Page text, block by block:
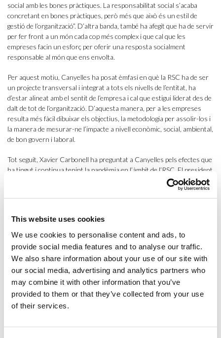
This website uses cookies
We use cookies to personalise content and ads, to
provide social media features and to analyse our traffic.
We also share information about your use of our site with
our social media, advertising and analytics partners who
may combine it with other information that you’ve
provided to them or that they’ve collected from your use
of their services.
social amb les bones pràctiques. La responsabilitat social s’acaba
concretant en bones pràctiques, però més que això és un estil de
gestió de l’organització”. D’altra banda, també ha afegit que ha de servir
per fer front a un món cada cop més complex i que cal que les
empreses facin un esforç per oferir una resposta socialment
responsable al món que ens envolta.
Per aquest motiu, Canyelles ha posat èmfasi en què la RSC ha de ser
un projecte transversal i integrat a tots els nivells de l’entitat, ha
d’estar alineat amb el sentit de l’empresa i cal que estigui liderat des de
dalt de tot de l’organització. D’aquesta manera, per a les empreses
resulta més fàcil dibuixar els objectius, la metodologia per assolir-los i
la manera de mesurar-ne l’impacte a nivell econòmic, social, ambiental,
de bon govern i laboral.
Tot seguit, Xavier Carbonell ha preguntat a Canyelles pels efectes que
ha tingut i continua tenint la pandèmia en l’àmbit de l’RSC. El president
de Vector5 ha afirmat que amb la COVID-19 hem après a reaccionar,
però que malauradament no n’estem extraient tot l’aprenentatge que
podríem. Des del seu punt de vista, tenim l’oportunitat de fer una
important que generem nous aprenentatges per poder afrontar les
crisis futures amb més garanties.
Per últim, Canyelles ha parlat de la labor que fa Respon.cat, que ajuda
a connectar les empreses catalanes i els proporciona les eines per
desenvolupar l’enfocament de la responsabilitat social. Entre les
principals accions que fan, Canyelles ha destacat el programa
RSE.Pime. Com ha dit, a Catalunya ja hi ha moltes pimes amb valor de
responsabilitat social, però desconeixen el concepte de l’RSC i, per